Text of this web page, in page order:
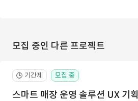
모집 중인 다른 프로젝트
🕒 기간제 모집 중
스마트 매장 운영 솔루션 UX 기획